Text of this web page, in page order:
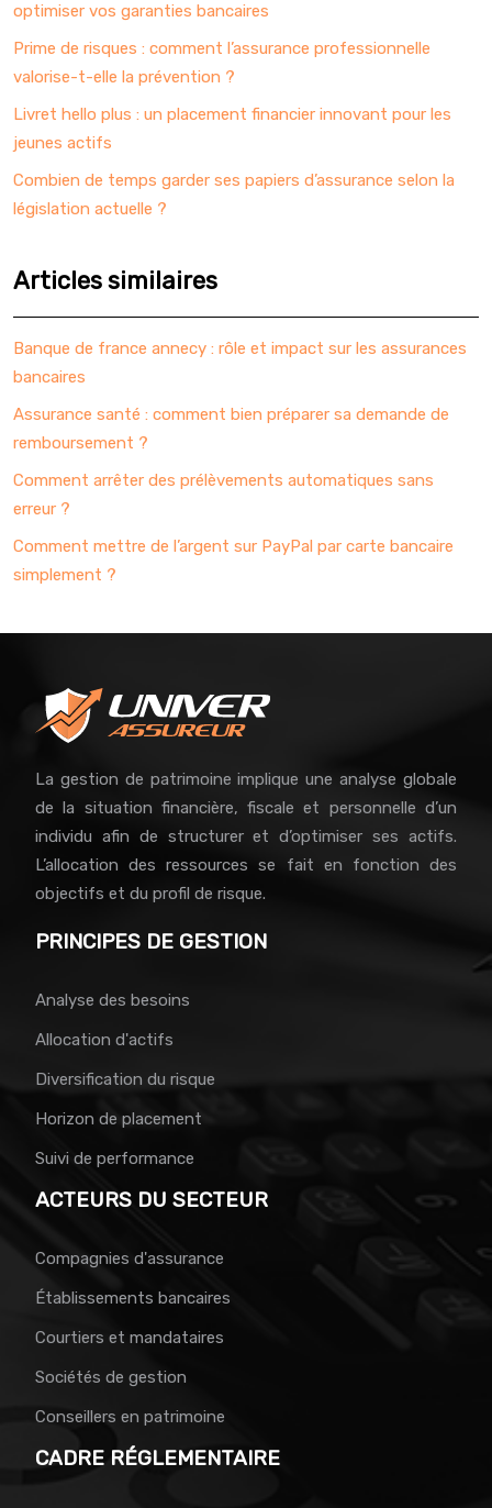
optimiser vos garanties bancaires
Prime de risques : comment l’assurance professionnelle
valorise-t-elle la prévention ?
Livret hello plus : un placement financier innovant pour les
jeunes actifs
Combien de temps garder ses papiers d’assurance selon la
législation actuelle ?
Articles similaires
Banque de france annecy : rôle et impact sur les assurances
bancaires
Assurance santé : comment bien préparer sa demande de
remboursement ?
Comment arrêter des prélèvements automatiques sans
erreur ?
Comment mettre de l’argent sur PayPal par carte bancaire
simplement ?
La gestion de patrimoine implique une analyse globale
de la situation financière, fiscale et personnelle d’un
individu afin de structurer et d’optimiser ses actifs.
L’allocation des ressources se fait en fonction des
objectifs et du profil de risque.
PRINCIPES DE GESTION
Analyse des besoins
Allocation d'actifs
Diversification du risque
Horizon de placement
Suivi de performance
ACTEURS DU SECTEUR
Compagnies d'assurance
Établissements bancaires
Courtiers et mandataires
Sociétés de gestion
Conseillers en patrimoine
CADRE RÉGLEMENTAIRE